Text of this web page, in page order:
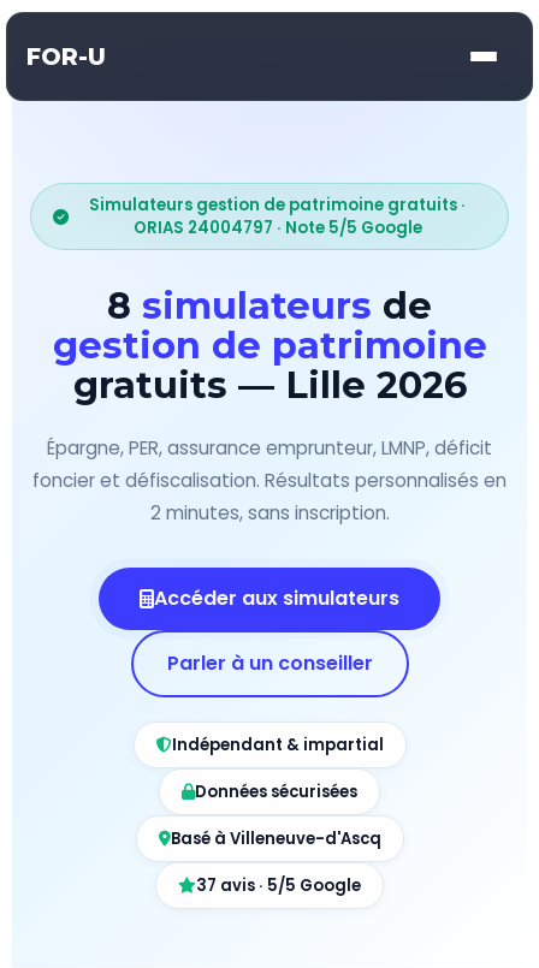
FOR-U
Simulateurs gestion de patrimoine gratuits ·
ORIAS 24004797 · Note 5/5 Google
8 simulateurs de
gestion de patrimoine
gratuits — Lille 2026
Épargne, PER, assurance emprunteur, LMNP, déficit
foncier et défiscalisation. Résultats personnalisés en
2 minutes, sans inscription.
Accéder aux simulateurs
Parler à un conseiller
Indépendant & impartial
Données sécurisées
Basé à Villeneuve-d'Ascq
37 avis · 5/5 Google